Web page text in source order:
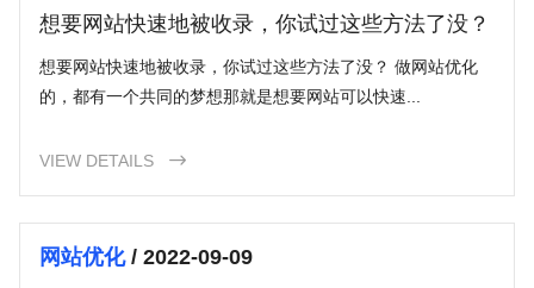
想要网站快速地被收录，你试过这些方法了没？
想要网站快速地被收录，你试过这些方法了没？ 做网站优化
的，都有一个共同的梦想那就是想要网站可以快速...
VIEW DETAILS 
网站优化/ 2022-09-09